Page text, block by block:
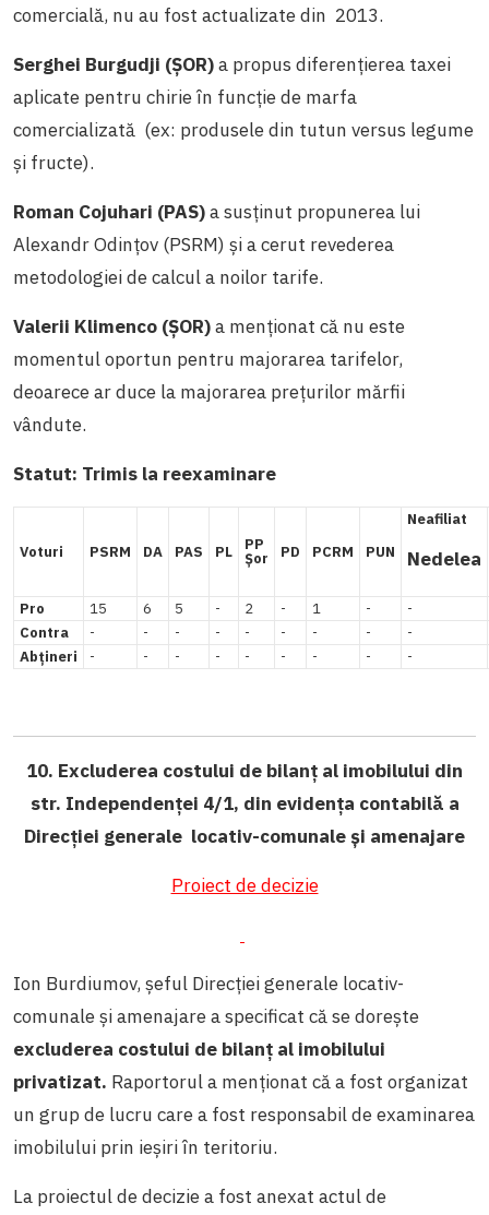
comercială, nu au fost actualizate din 2013.
Serghei Burgudji (ȘOR)a propus diferențierea taxei
aplicate pentru chirie în funcție de marfa
comercializată (ex: produsele din tutun versus legume
și fructe).
Roman Cojuhari (PAS)a susținut propunerea lui
Alexandr Odințov (PSRM) și a cerut revederea
metodologiei de calcul a noilor tarife.
Valerii Klimenco (ȘOR)a menționat că nu este
momentul oportun pentru majorarea tarifelor,
deoarece ar duce la majorarea prețurilor mărfii
vândute.
Statut: Trimis la reexaminare
Voturi PSRM DA PAS PL PP
Șor PD PCRM PUN
Neafiliat
Nedelea
Pro 15 6 5 - 2 - 1 -
-
Contra
- - - - - - - -
-
Abțineri
- - - - - - - - -
10. Excluderea costului de bilanț al imobilului din
str. Independenței 4/1, din evidența contabilă a
Direcției generale locativ-comunale și amenajare
Proiect de decizie
Ion Burdiumov, șeful Direcției generale locativ-
comunale și amenajare a specificat că se dorește
excluderea costului de bilanț al imobilului
privatizat. Raportorula menționat că a fost organizat
un grup de lucru care a fost responsabil de examinarea
imobilului prin ieșiri în teritoriu.
La proiectul de decizie a fost anexat actul de